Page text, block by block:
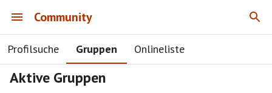
Community
Profilsuche Gruppen Onlineliste
Aktive Gruppen